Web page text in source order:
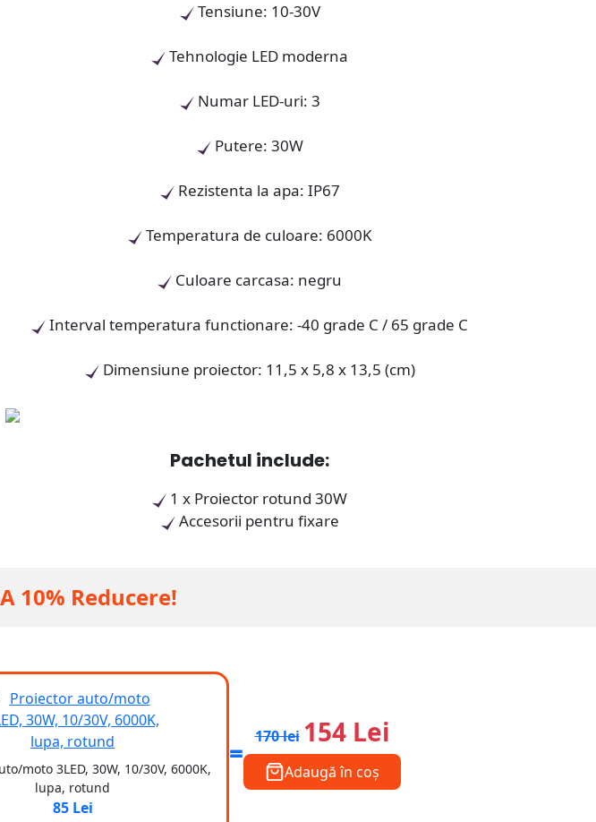
Tensiune: 10-30V
Tehnologie LED moderna
Numar LED-uri: 3
Putere: 30W
Rezistenta la apa: IP67
Temperatura de culoare: 6000K
Culoare carcasa: negru
Interval temperatura functionare: -40 grade C / 65 grade C
Dimensiune proiector: 11,5 x 5,8 x 13,5 (cm)
Pachetul include:
1 x Proiector rotund 30W
Accesorii pentru fixare
10% Reducere!
moto 3LED, 30W, 10/30V, 6000K,
lupa, rotund
85 Lei
= 170 lei 154 Lei
Adaugă în coș